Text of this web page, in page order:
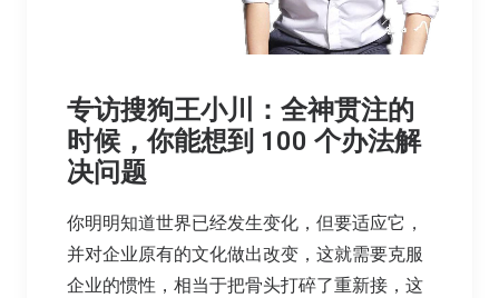
专访搜狗王小川：全神贯注的
时候，你能想到 100 个办法解
决问题
你明明知道世界已经发生变化，但要适应它，
并对企业原有的文化做出改变，这就需要克服
企业的惯性，相当于把骨头打碎了重新接，这